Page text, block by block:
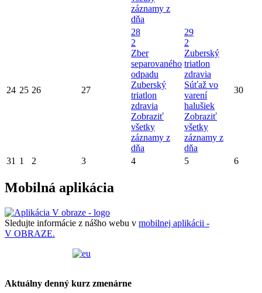
záznamy z
dňa
24 25 26 27
28
2
Zber
separovaného
odpadu
Zuberský
triatlon
zdravia
Zobraziť
všetky
záznamy z
dňa
29
2
Zuberský
triatlon
zdravia
Súťaž vo
varení
halušiek
Zobraziť
všetky
záznamy z
dňa
30
31 1 2 3 4 5 6
Mobilná aplikácia
Sledujte informácie z nášho webu v mobilnej aplikácii -
V OBRAZE.
Aktuálny denný kurz zmenárne